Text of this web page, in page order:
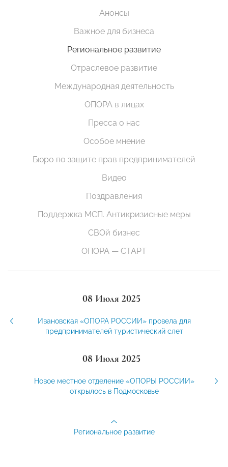
Анонсы
Важное для бизнеса
Региональное развитие
Отраслевое развитие
Международная деятельность
ОПОРА в лицах
Пресса о нас
Особое мнение
Бюро по защите прав предпринимателей
Видео
Поздравления
Поддержка МСП. Антикризисные меры
СВОй бизнес
ОПОРА — СТАРТ
08 Июля 2025
Ивановская «ОПОРА РОССИИ» провела для
предпринимателей туристический слет
08 Июля 2025
Новое местное отделение «ОПОРЫ РОССИИ»
открылось в Подмосковье
Региональное развитие